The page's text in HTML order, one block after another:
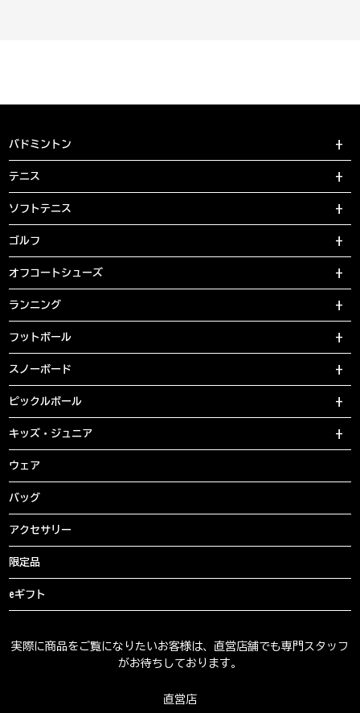
バドミントン
テニス
ソフトテニス
ゴルフ
オフコートシューズ
ランニング
フットボール
スノーボード
ピックルボール
キッズ・ジュニア
ウェア
バッグ
アクセサリー
限定品
eギフト
実際に商品をご覧になりたいお客様は、直営店舗でも専門スタッフ
がお待ちしております。
直営店